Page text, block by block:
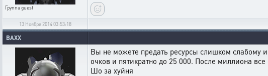
Группаguest
13 Ноября 2014 03:53:18
BAXX
Вы не можете предать ресурсы слишком слабому
очков и пятикратно до 25 000. После миллиона
Шо за хуйня